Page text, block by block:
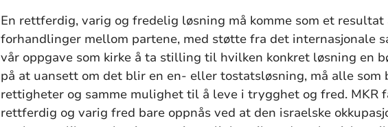
En rettferdig, varig og fredelig løsning må komme som et
forhandlinger mellom partene, med støtte fra det internasjonale
vår oppgave som kirke å ta stilling til hvilken konkret løsning en
på at uansett om det blir en en- eller tostatsløsning, må alle som
rettigheter og samme mulighet til å leve i trygghet og fred. MKR
rettferdig og varig fred bare oppnås ved at den israelske